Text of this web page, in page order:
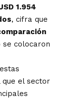
1.954
, cifra que
se colocaron
el sector